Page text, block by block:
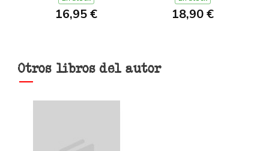
16,95 € 18,90 €
Otros libros del autor